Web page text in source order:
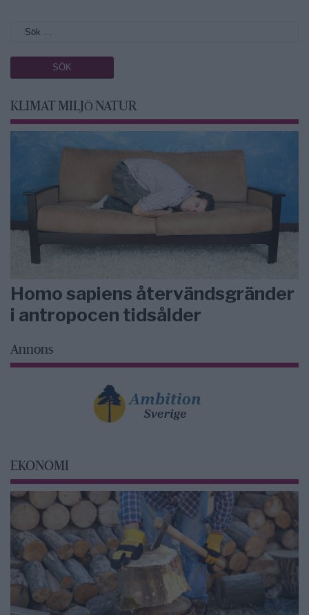
KLIMAT MILJÖ NATUR
Homo sapiens återvändsgränder
i antropocen tidsålder
Annons
EKONOMI